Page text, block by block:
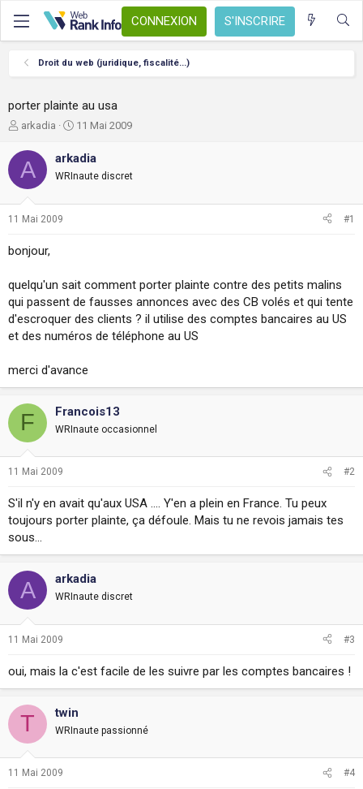
CONNEXION S'INSCRIRE
Droit du web (juridique, fiscalité...)
porter plainte au usa
A
t
e
d
a
i
s
c
s
i
o
n
arkadia
D
t
d
11 Mai 2009
A arkadia
WRInaute discret
11 Mai 2009 #1
bonjour,
quelqu'un sait comment porter plainte contre des petits malins
qui passent de fausses annonces avec des CB volés et qui tente
d'escroquer des clients ? il utilise des comptes bancaires au US
et des numéros de téléphone au US
merci d'avance
F Francois13
WRInaute occasionnel
11 Mai 2009 #2
S'il n'y en avait qu'aux USA .... Y'en a plein en France. Tu peux
toujours porter plainte, ça défoule. Mais tu ne revois jamais tes
sous...
A arkadia
WRInaute discret
11 Mai 2009 #3
oui, mais la c'est facile de les suivre par les comptes bancaires !
T twin
WRInaute passionné
11 Mai 2009 #4